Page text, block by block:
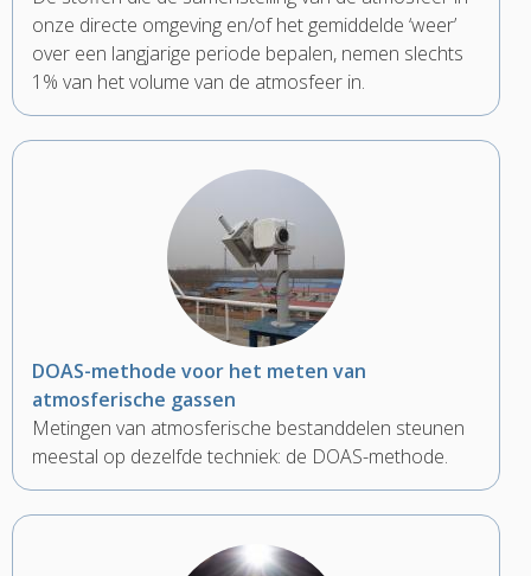
onze directe omgeving en/of het gemiddelde ‘weer’
over een langjarige periode bepalen, nemen slechts
1% van het volume van de atmosfeer in.
DOAS-methode voor het meten van
atmosferische gassen
Metingen van atmosferische bestanddelen steunen
meestal op dezelfde techniek: de DOAS-methode.